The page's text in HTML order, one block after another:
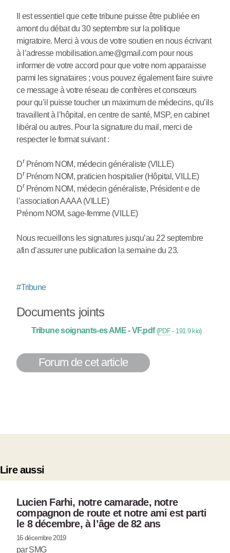
Il est essentiel que cette tribune puisse être publiée en
amont du débat du 30 septembre sur la politique
migratoire. Merci à vous de votre soutien en nous écrivant
à l’adresse mobilisation.ame@gmail.com pour nous
informer de votre accord pour que votre nom apparaisse
parmi les signataires ; vous pouvez également faire suivre
ce message à votre réseau de confrères et consœurs
pour qu’il puisse toucher un maximum de médecins, qu’ils
travaillent à l’hôpital, en centre de santé, MSP, en cabinet
libéral ou autres. Pour la signature du mail, merci de
respecter le format suivant :
Dr Prénom NOM, médecin généraliste (VILLE)
Dr Prénom NOM, praticien hospitalier (Hôpital, VILLE)
Dr Prénom NOM, médecin généraliste, Président·e de
l’association AAAA (VILLE)
Prénom NOM, sage-femme (VILLE)
Nous recueillons les signatures jusqu’au 22 septembre
afin d’assurer une publication la semaine du 23.
#Tribune
Documents joints
Tribune soignants-es AME - VF.pdf (PDF- 191.9 kio)
Forum de cet article
Lire aussi
Lucien Farhi, notre camarade, notre
compagnon de route et notre ami est parti
le 8 décembre, à l’âge de 82 ans
16 décembre 2019
par SMG